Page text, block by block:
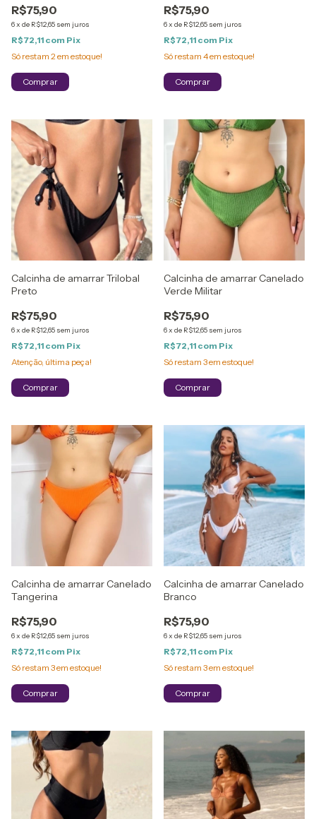
R$75,90
6x de R$12,65 sem juros
R$72,11 com Pix
Só restam 2em estoque!
Comprar
R$75,90
6x de R$12,65 sem juros
R$72,11 com Pix
Só restam 4em estoque!
Comprar
Calcinha de amarrar Trilobal
Preto
R$75,90
6x de R$12,65 sem juros
R$72,11 com Pix
Atenção, última peça!
Comprar
Calcinha de amarrar Canelado
Verde Militar
R$75,90
6x de R$12,65 sem juros
R$72,11 com Pix
Só restam 3em estoque!
Comprar
Calcinha de amarrar Canelado
Tangerina
R$75,90
6x de R$12,65 sem juros
R$72,11 com Pix
Só restam 3em estoque!
Comprar
Calcinha de amarrar Canelado
Branco
R$75,90
6x de R$12,65 sem juros
R$72,11 com Pix
Só restam 3em estoque!
Comprar